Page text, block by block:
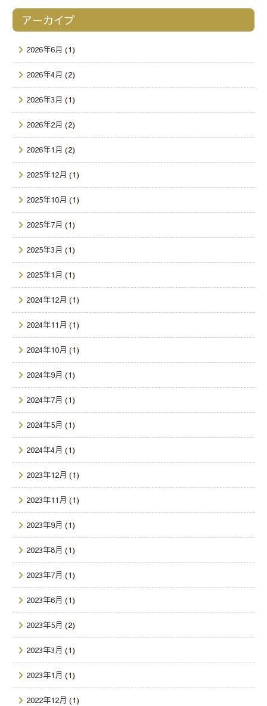
アーカイブ
2026年6月 (1)
2026年4月 (2)
2026年3月 (1)
2026年2月 (2)
2026年1月 (2)
2025年12月 (1)
2025年10月 (1)
2025年7月 (1)
2025年3月 (1)
2025年1月 (1)
2024年12月 (1)
2024年11月 (1)
2024年10月 (1)
2024年9月 (1)
2024年7月 (1)
2024年5月 (1)
2024年4月 (1)
2023年12月 (1)
2023年11月 (1)
2023年9月 (1)
2023年8月 (1)
2023年7月 (1)
2023年6月 (1)
2023年5月 (2)
2023年3月 (1)
2023年1月 (1)
2022年12月 (1)